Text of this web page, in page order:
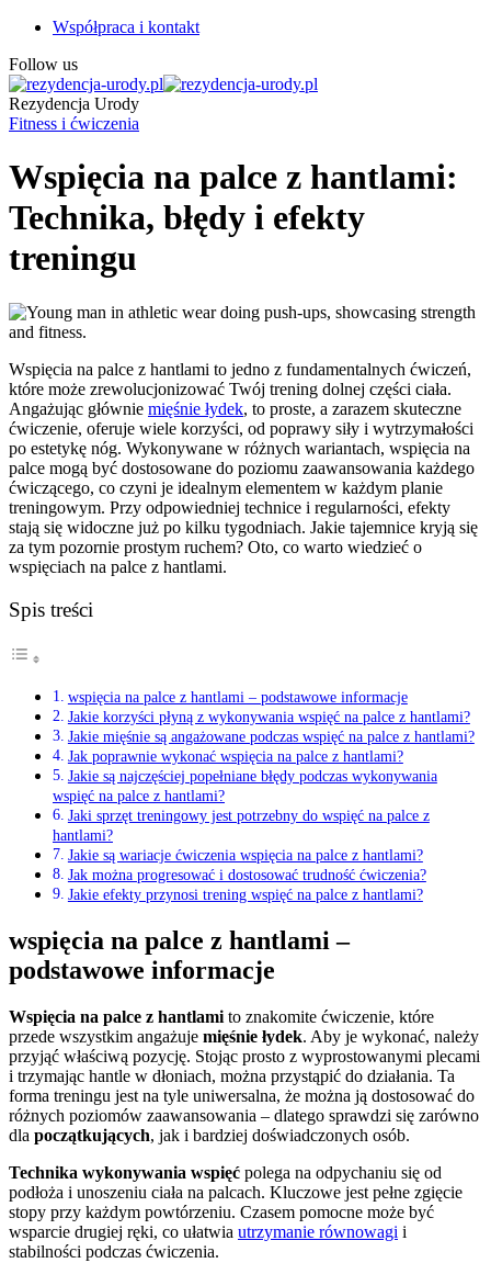
Współpraca i kontakt
Follow us
Rezydencja Urody
Fitness i ćwiczenia
Wspięcia na palce z hantlami:
Technika, błędy i efekty
treningu
Wspięcia na palce z hantlami to jedno z fundamentalnych ćwiczeń,
które może zrewolucjonizować Twój trening dolnej części ciała.
Angażując głównie mięśnie łydek, to proste, a zarazem skuteczne
ćwiczenie, oferuje wiele korzyści, od poprawy siły i wytrzymałości
po estetykę nóg. Wykonywane w różnych wariantach, wspięcia na
palce mogą być dostosowane do poziomu zaawansowania każdego
ćwiczącego, co czyni je idealnym elementem w każdym planie
treningowym. Przy odpowiedniej technice i regularności, efekty
stają się widoczne już po kilku tygodniach. Jakie tajemnice kryją się
za tym pozornie prostym ruchem? Oto, co warto wiedzieć o
wspięciach na palce z hantlami.
Spis treści
wspięcia na palce z hantlami – podstawowe informacje
Jakie korzyści płyną z wykonywania wspięć na palce z hantlami?
Jakie mięśnie są angażowane podczas wspięć na palce z hantlami?
Jak poprawnie wykonać wspięcia na palce z hantlami?
Jakie są najczęściej popełniane błędy podczas wykonywania
wspięć na palce z hantlami?
Jaki sprzęt treningowy jest potrzebny do wspięć na palce z
hantlami?
Jakie są wariacje ćwiczenia wspięcia na palce z hantlami?
Jak można progresować i dostosować trudność ćwiczenia?
Jakie efekty przynosi trening wspięć na palce z hantlami?
wspięcia na palce z hantlami –
podstawowe informacje
Wspięcia na palce z hantlami to znakomite ćwiczenie, które
przede wszystkim angażuje mięśnie łydek. Aby je wykonać, należy
przyjąć właściwą pozycję. Stojąc prosto z wyprostowanymi plecami
i trzymając hantle w dłoniach, można przystąpić do działania. Ta
forma treningu jest na tyle uniwersalna, że można ją dostosować do
różnych poziomów zaawansowania – dlatego sprawdzi się zarówno
dla początkujących, jak i bardziej doświadczonych osób.
Technika wykonywania wspięć polega na odpychaniu się od
podłoża i unoszeniu ciała na palcach. Kluczowe jest pełne zgięcie
stopy przy każdym powtórzeniu. Czasem pomocne może być
wsparcie drugiej ręki, co ułatwia utrzymanie równowagi i
stabilności podczas ćwiczenia.